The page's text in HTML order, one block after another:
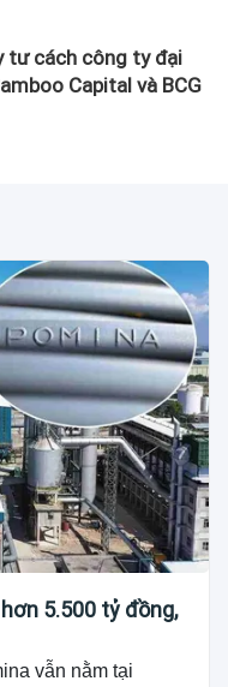
tư cách công ty đại
Capital và BCG
5.500 tỷ đồng,
vẫn nằm tại